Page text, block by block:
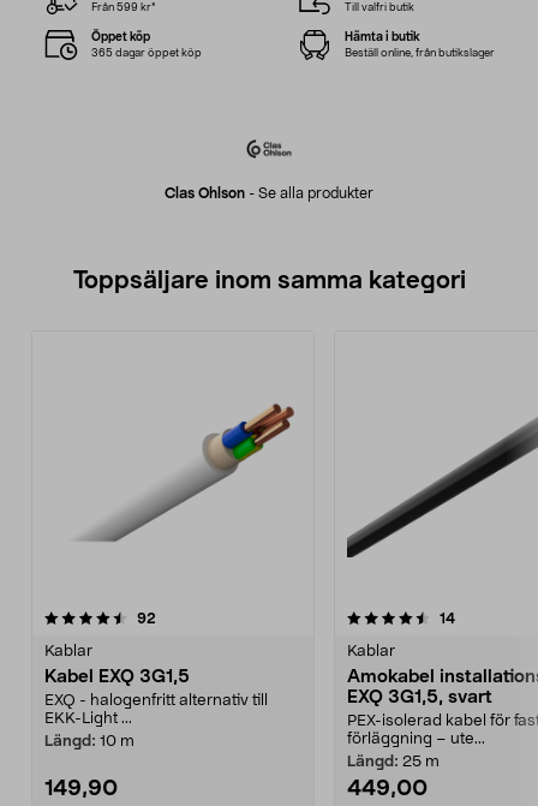
Clas Ohlson - Se alla produkter
Från 599 kr* Till valfri butik
Öppet köp
365 dagar öppet köp
Hämta i butik
Beställ online, från butikslager
Toppsäljare inom samma kategori
92
Kablar
Kabel EXQ 3G1,5
EXQ - halogenfritt alternativ till
EKK-Light ...
Längd: 10 m
149,90
4.5 av 5 stjärnor 14recensioner
Kablar
Amokabel
EXQ 3G1,5, svart
PEX-isolerad kabel för
förläggning – ute...
Längd: 25 m
449,00
4.5 av 5 stjärnor